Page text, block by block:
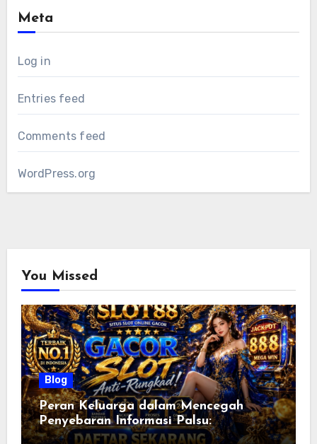
Meta
Log in
Entries feed
Comments feed
WordPress.org
You Missed
Blog
Peran Keluarga dalam Mencegah
Penyebaran Informasi Palsu:
Membangun Literasi Digital Sejak Dini